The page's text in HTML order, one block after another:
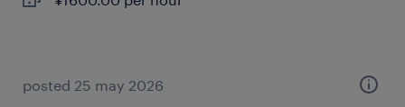
posted 25 may 2026